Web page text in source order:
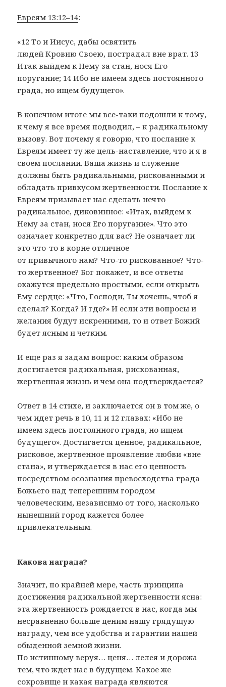
Евреям 13:12–14:
«12 То и Иисус, дабы освятить
людей Кровию Своею, пострадал вне врат. 13
Итак выйдем к Нему за стан, нося Его
поругание; 14 Ибо не имеем здесь постоянного
града, но ищем будущего».
В конечном итоге мы все-таки подошли к тому,
к чему я все время подводил, – к радикальному
вызову. Вот почему я говорю, что послание к
Евреям имеет ту же цель-наставление, что и я в
своем послании. Ваша жизнь и служение
должны быть радикальными, рискованными и
обладать привкусом жертвенности. Послание к
Евреям призывает нас сделать нечто
радикальное, диковинное: «Итак, выйдем к
Нему за стан, нося Его поругание». Что это
означает конкретно для вас? Не означает ли
это что-то в корне отличное
от привычного нам? Что-то рискованное? Что-
то жертвенное? Бог покажет, и все ответы
окажутся предельно простыми, если открыть
Ему сердце: «Что, Господи, Ты хочешь, чтоб я
сделал? Когда? И где?» И если эти вопросы и
желания будут искренними, то и ответ Божий
будет ясным и четким.
И еще раз я задам вопрос: каким образом
достигается радикальная, рискованная,
жертвенная жизнь и чем она подтверждается?
Ответ в 14 стихе, и заключается он в том же, о
чем идет речь в 10, 11 и 12 главах: «Ибо не
имеем здесь постоянного града, но ищем
будущего». Достигается ценное, радикальное,
рисковое, жертвенное проявление любви «вне
стана», и утверждается в нас его ценность
посредством осознания превосходства града
Божьего над теперешним городом
человеческим, независимо от того, насколько
нынешний город кажется более
привлекательным.
Какова награда?
Значит, по крайней мере, часть принципа
достижения радикальной жертвенности ясна:
эта жертвенность рождается в нас, когда мы
несравненно больше ценим нашу грядущую
награду, чем все удобства и гарантии нашей
обыденной земной жизни.
По истинному веруя… ценя… лелея и дорожа
тем, что ждет нас в будущем. Какое же
сокровище и какая награда являются